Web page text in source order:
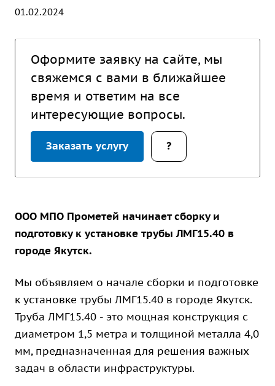
01.02.2024
Оформите заявку на сайте, мы
свяжемся с вами в ближайшее
время и ответим на все
интересующие вопросы.
Заказать услугу ?
ООО МПО Прометей начинает сборку и
подготовку к установке трубы ЛМГ15.40 в
городе Якутск.
Мы объявляем о начале сборки и подготовке
к установке трубы ЛМГ15.40 в городе Якутск.
Труба ЛМГ15.40 - это мощная конструкция с
диаметром 1,5 метра и толщиной металла 4,0
мм, предназначенная для решения важных
задач в области инфраструктуры.